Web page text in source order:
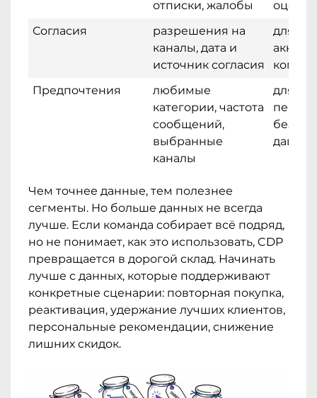
отписки, жалобы
Согласия
разрешения на
каналы, дата и
источник согласия
для
Предпочтения
любимые
категории, частота
сообщений,
выбранные
каналы
для
без
Чем точнее данные, тем полезнее
сегменты. Но больше данных не всегда
лучше. Если команда собирает всё подряд,
но не понимает, как это использовать, CDP
превращается в дорогой склад. Начинать
лучше с данных, которые поддерживают
конкретные сценарии: повторная покупка,
реактивация, удержание лучших клиентов,
персональные рекомендации, снижение
лишних скидок.